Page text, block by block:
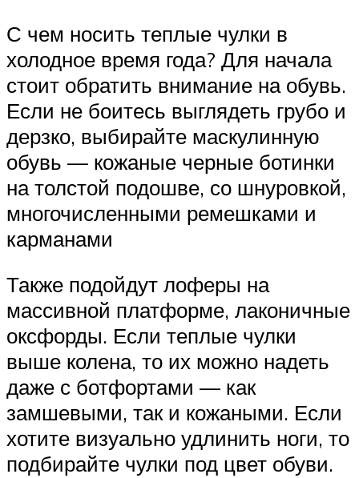
С чем носить теплые чулки в
холодное время года? Для начала
стоит обратить внимание на обувь.
Если не боитесь выглядеть грубо и
дерзко, выбирайте маскулинную
обувь — кожаные черные ботинки
на толстой подошве, со шнуровкой,
многочисленными ремешками и
карманами
Также подойдут лоферы на
массивной платформе, лаконичные
оксфорды. Если теплые чулки
выше колена, то их можно надеть
даже с ботфортами — как
замшевыми, так и кожаными. Если
хотите визуально удлинить ноги, то
подбирайте чулки под цвет обуви.